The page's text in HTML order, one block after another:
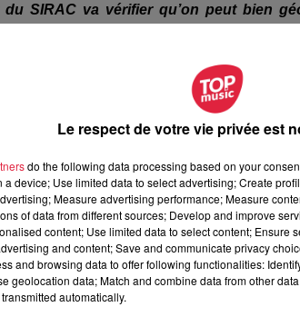
SIRAC va vérifier qu’on peut bien
nationale ou gendarmerie) pour le
d'un antivol. La ville de Strasbourg
digicode sur les vélos, en partenariat
leur vélo, ce qui pose le problème
plaintes pour vols de vélos sont
Le respect de votre vie privée est
do the following data processing based on your
a device; Use limited data to select advertising; Create
Measure advertising performance; Measure
of data from different sources; Develop and improve
content; Use limited data to select content; Ensure
and content; Save and communicate privacy
and browsing data to offer following functionalities:
geolocation data; Match and combine data from other
automatically.